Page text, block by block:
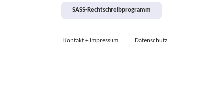
SASS-Rechtschreibprogramm
Kontakt + Impressum Datenschutz